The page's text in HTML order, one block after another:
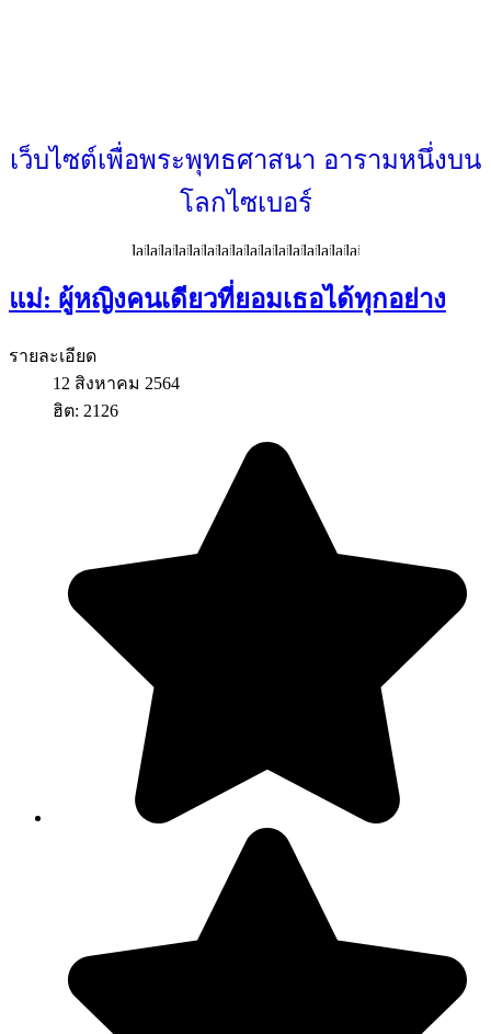
เว็บไซต์เพื่อพระพุทธศาสนา อารามหนึ่งบน
โลกไซเบอร์
แม่: ผู้หญิงคนเดียวที่ยอมเธอได้ทุกอย่าง
รายละเอียด
12 สิงหาคม 2564
ฮิต: 2126